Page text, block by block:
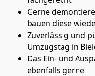
Gerne
bauen diese
Zuverlässig und
Umzugstag in
Das Ein- und
ebenfalls gerne